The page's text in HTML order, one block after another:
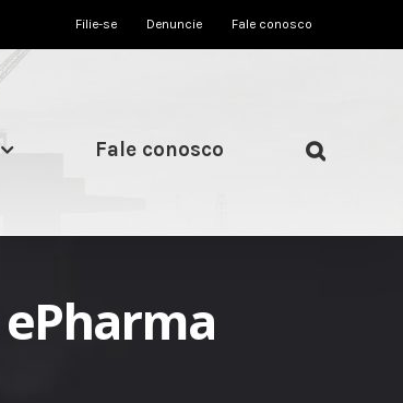
Filie-se Denuncie Fale conosco
Fale conosco